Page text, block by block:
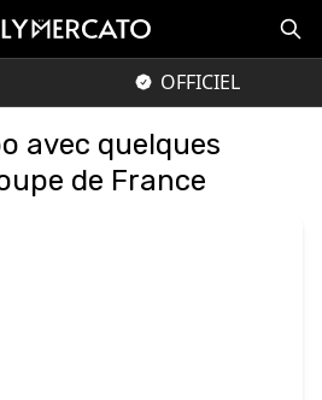
OFFICIEL
avec quelques
de France